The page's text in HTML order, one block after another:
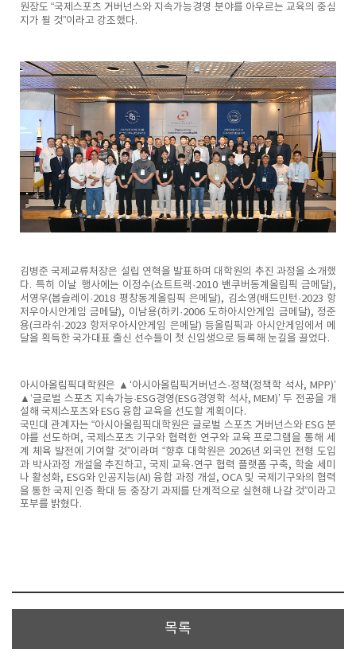
원장도 “국제스포츠 거버넌스와 지속가능경영 분야를 아우르는 교육의 중심
지가 될 것”이라고 강조했다.
김병준 국제교류처장은 설립 연혁을 발표하며 대학원의 추진 과정을 소개했
다. 특히 이날 행사에는 이정수(쇼트트랙·2010 밴쿠버동계올림픽 금메달),
서영우(봅슬레이·2018 평창동계올림픽 은메달), 김소영(배드민턴·2023 항
저우아시안게임 금메달), 이남용(하키·2006 도하아시안게임 금메달), 정준
용(크라쉬·2023 항저우아시안게임 은메달) 등올림픽과 아시안게임에서 메
달을 획득한 국가대표 출신 선수들이 첫 신입생으로 등록해 눈길을 끌었다.
아시아올림픽대학원은 ▲‘아시아올림픽거버넌스·정책(정책학 석사, MPP)’
▲‘글로벌 스포츠 지속가능·ESG경영(ESG경영학 석사, MEM)’ 두 전공을 개
설해 국제스포츠와 ESG 융합 교육을 선도할 계획이다.
국민대 관계자는 “아시아올림픽대학원은 글로벌 스포츠 거버넌스와 ESG 분
야를 선도하며, 국제스포츠 기구와 협력한 연구와 교육 프로그램을 통해 세
계 체육 발전에 기여할 것”이라며 “향후 대학원은 2026년 외국인 전형 도입
과 박사과정 개설을 추진하고, 국제 교육·연구 협력 플랫폼 구축, 학술 세미
나 활성화, ESG와 인공지능(AI) 융합 과정 개설, OCA 및 국제기구와의 협력
을 통한 국제 인증 확대 등 중장기 과제를 단계적으로 실현해 나갈 것”이라고
포부를 밝혔다.
목록